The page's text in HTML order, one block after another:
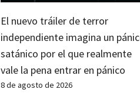
El nuevo tráiler de terror
independiente imagina un
satánico por el que realmente
vale la pena entrar en pánico
8 de agosto de 2026